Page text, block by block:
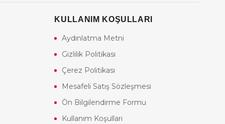
KULLANIM KOŞULLARI
Aydınlatma Metni
Gizlilik Politikası
Çerez Politikası
Mesafeli Satış Sözleşmesi
Ön Bilgilendirme Formu
Kullanım Koşulları